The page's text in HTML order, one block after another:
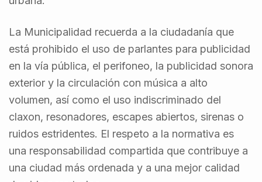
La Municipalidad recuerda a la ciudadanía que
está prohibido el uso de parlantes para publicidad
en la vía pública, el perifoneo, la publicidad sonora
exterior y la circulación con música a alto
volumen, así como el uso indiscriminado del
claxon, resonadores, escapes abiertos, sirenas o
ruidos estridentes. El respeto a la normativa es
una responsabilidad compartida que contribuye a
una ciudad más ordenada y a una mejor calidad